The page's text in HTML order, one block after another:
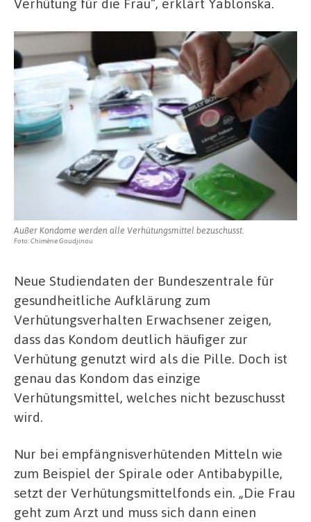
Außer Kondome werden alle Verhütungsmittel bezuschusst.
Foto: Chimène Goudjinou
Neue Studiendaten der Bundeszentrale für
gesundheitliche Aufklärung zum
Verhütungsverhalten Erwachsener zeigen,
dass das Kondom deutlich häufiger zur
Verhütung genutzt wird als die Pille. Doch ist
genau das Kondom das einzige
Verhütungsmittel, welches nicht bezuschusst
wird.
Nur bei empfängnisverhütenden Mitteln wie
zum Beispiel der Spirale oder Antibabypille,
setzt der Verhütungsmittelfonds ein. „Die Frau
geht zum Arzt und muss sich dann einen